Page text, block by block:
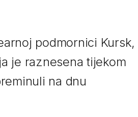
podmornici Kursk,
je raznesena tijekom
na dnu